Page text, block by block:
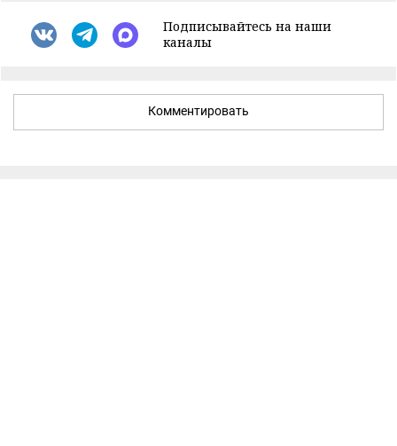
Подписывайтесь на наши
каналы
Комментировать